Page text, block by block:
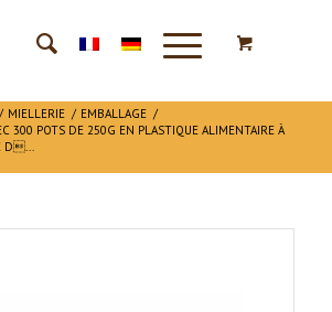
/ MIELLERIE / EMBALLAGE /
300 POTS DE 250G EN PLASTIQUE ALIMENTAIRE À
D...